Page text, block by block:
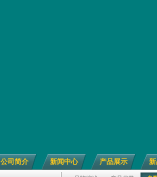
公司简介 新闻中心 产品展示